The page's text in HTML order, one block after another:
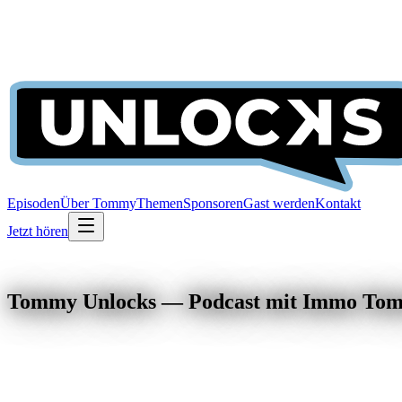
EpisodenÜber TommyThemenSponsorenGast werdenKontakt
Jetzt hören
Tommy Unlocks — Podcast mit Immo